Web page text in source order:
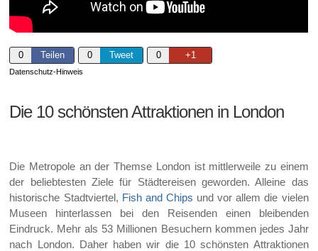
0 Teilen 0 Tweet 0 +1
Datenschutz-Hinweis
Die 10 schönsten Attraktionen in London
Die Metropole an der Themse London ist mittlerweile zu einem
der beliebtesten Ziele für Städtereisen geworden. Alleine das
historische Stadtviertel, Fish and Chips und vor allem die vielen
Museen hinterlassen bei den Reisenden einen bleibenden
Eindruck. Mehr als 53 Millionen Besuchern kommen jedes Jahr
nach London. Daher haben wir die 10 schönsten Attraktionen